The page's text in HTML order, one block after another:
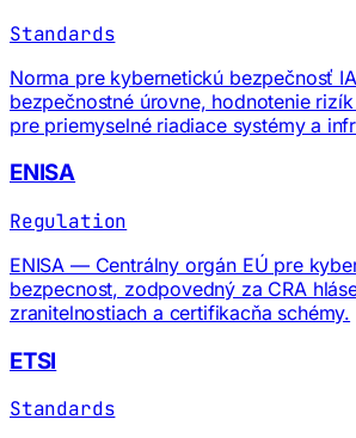
Standards
Norma pre kybernetickú bezpečnosť
bezpečnostné úrovne, hodnotenie
pre priemyselné riadiace systémy a
ENISA
Regulation
ENISA — Centrálny orgán EÚ pre
bezpecnost, zodpovedný za CRA
zranitelnostiach a certifikacňa schémy.
ETSI
Standards